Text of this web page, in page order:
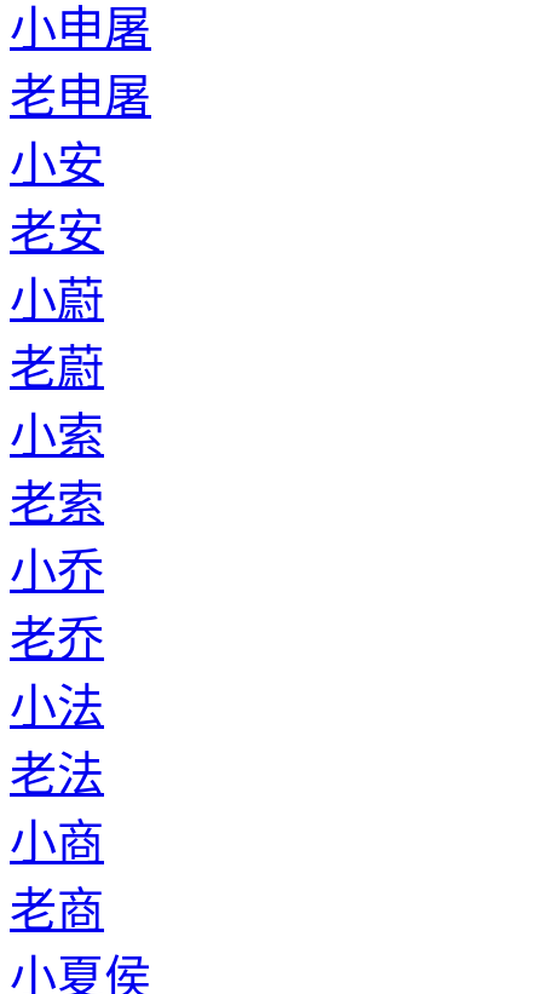
小申屠
老申屠
小安
老安
小蔚
老蔚
小索
老索
小乔
老乔
小法
老法
小商
老商
小夏侯